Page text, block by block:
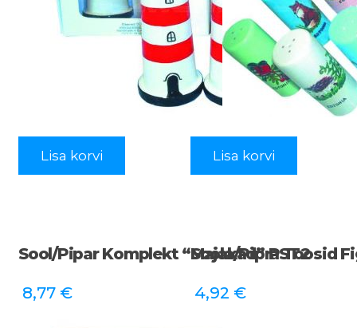
Lisa korvi Lisa korvi
Sool/pipar Komplekt “Majakad” PST2
8,77 €
Soola/pipra Toosid
4,92 €